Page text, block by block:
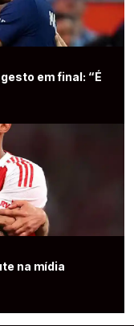
em final: “É
na mídia